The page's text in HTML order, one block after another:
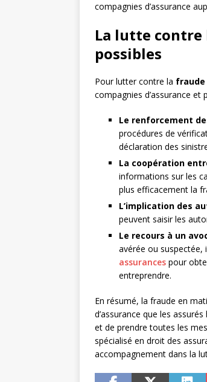
compagnies d’assurance
La lutte contre
possibles
Pour lutter contre la fraude
compagnies d’assurance
Le renforcement
procédures de
déclaration des
La coopération
informations sur les
plus efficacement la
L’implication des
peuvent saisir les
Le recours à un
avérée ou suspectée,
assurances pour
entreprendre.
En résumé, la fraude en
d’assurance que les
et de prendre toutes les
spécialisé en droit des
accompagnement dans la